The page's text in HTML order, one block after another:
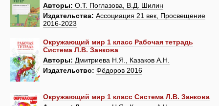
Авторы: О.Т. Поглазова, В.Д. Шилин
Издательства: Ассоциация 21 век, Просвещение
2016-2023
Окружающий мир 1 класс Рабочая тетрадь
Система Л.В. Занкова
Авторы: Дмитриева Н.Я., Казаков А.Н.
Издательство: Фёдоров 2016
Окружающий мир 1 класс Система Л.В. Занкова